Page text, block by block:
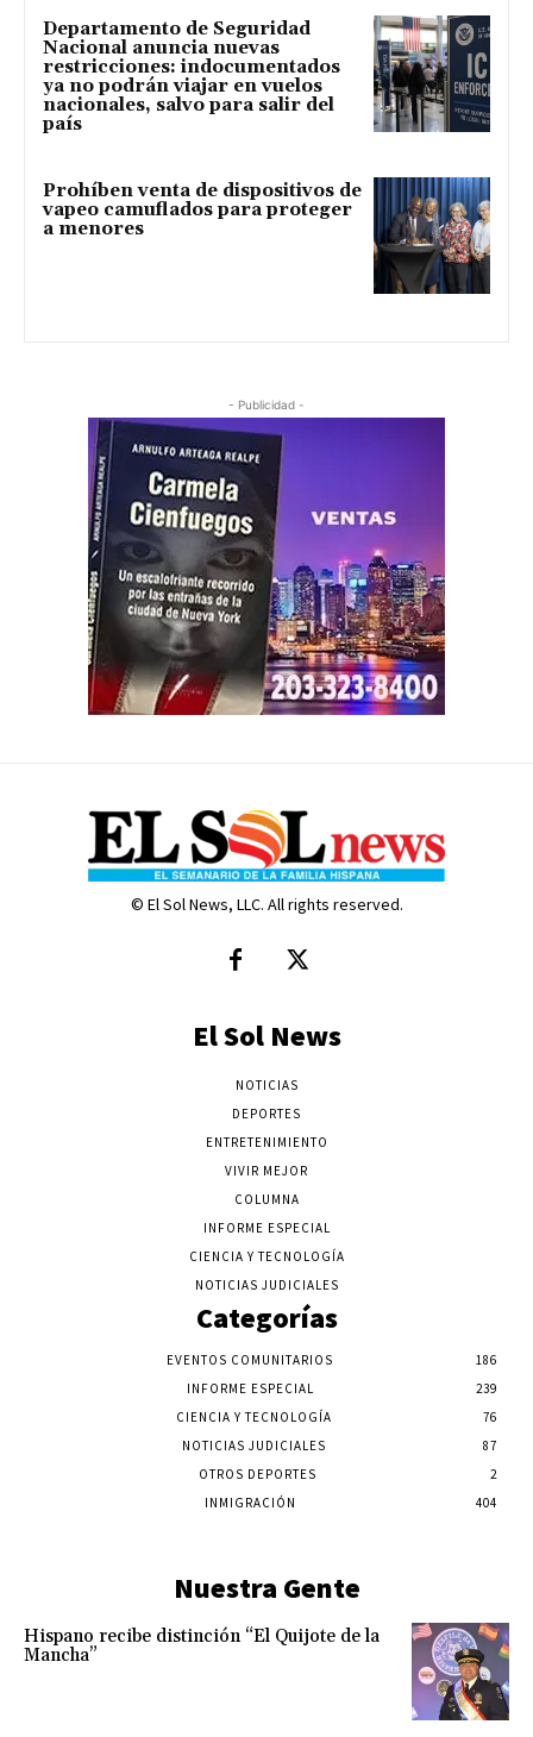
Departamento de Seguridad
Nacional anuncia nuevas
restricciones: indocumentados
ya no podrán viajar en vuelos
nacionales, salvo para salir del
país
Prohíben venta de dispositivos de
vapeo camuflados para proteger
a menores
- Publicidad -
© El Sol News, LLC. All rights reserved.
El Sol News
NOTICIAS
DEPORTES
ENTRETENIMIENTO
VIVIR MEJOR
COLUMNA
INFORME ESPECIAL
CIENCIA Y TECNOLOGÍA
NOTICIAS JUDICIALES
Categorías
EVENTOS COMUNITARIOS
186
INFORME ESPECIAL
239
CIENCIA Y TECNOLOGÍA
76
NOTICIAS JUDICIALES
87
OTROS DEPORTES
2
INMIGRACIÓN
404
Nuestra Gente
Hispano recibe distinción “El Quijote de la
Mancha”